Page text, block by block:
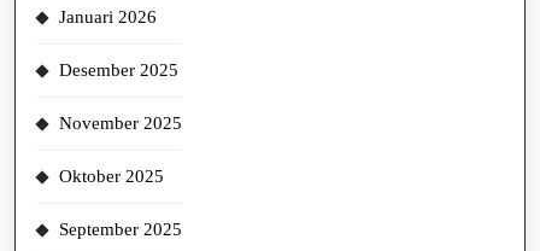
Januari 2026
Desember 2025
November 2025
Oktober 2025
September 2025